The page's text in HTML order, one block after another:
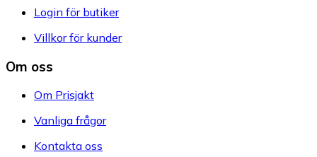
Login för butiker
Villkor för kunder
Om oss
Om Prisjakt
Vanliga frågor
Kontakta oss